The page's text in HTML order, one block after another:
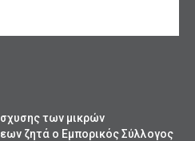
των μικρών
ζητά ο Εμπορικός Σύλλογος